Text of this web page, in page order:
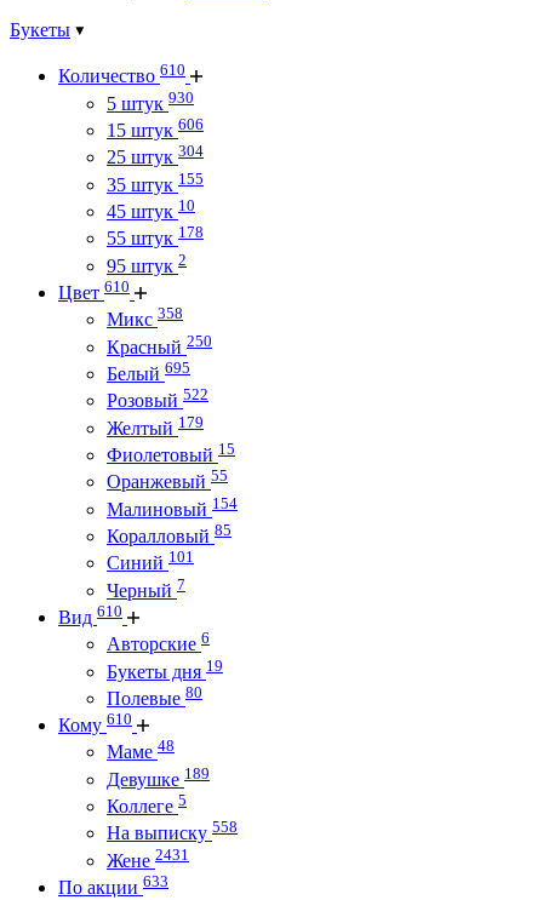
Букеты
Количество 610
5 штук 930
15 штук 606
25 штук 304
35 штук 155
45 штук 10
55 штук 178
95 штук 2
Цвет 610
Микс 358
Красный 250
Белый 695
Розовый 522
Желтый 179
Фиолетовый 15
Оранжевый 55
Малиновый 154
Коралловый 85
Синий 101
Черный 7
Вид 610
Авторские 6
Букеты дня 19
Полевые 80
Кому 610
Маме 48
Девушке 189
Коллеге 5
На выписку 558
Жене 2431
По акции 633